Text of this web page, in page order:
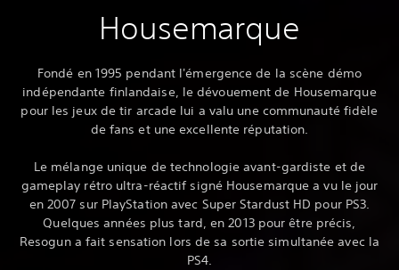
Housemarque
Fondé en 1995 pendant l'émergence de la scène démo
indépendante finlandaise, le dévouement de Housemarque
pour les jeux de tir arcade lui a valu une communauté fidèle
de fans et une excellente réputation.
Le mélange unique de technologie avant-gardiste et de
gameplay rétro ultra-réactif signé Housemarque a vu le jour
en 2007 sur PlayStation avec Super Stardust HD pour PS3.
Quelques années plus tard, en 2013 pour être précis,
Resogun a fait sensation lors de sa sortie simultanée avec la
PS4.